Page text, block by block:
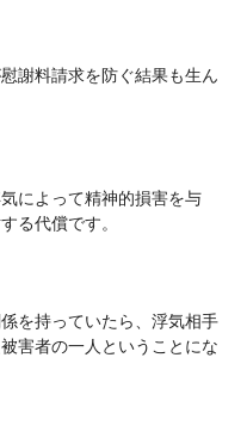
謝料請求を防ぐ結果も生ん
によって精神的損害を与
る代償です。
を持っていたら、浮気相手
害者の一人ということにな